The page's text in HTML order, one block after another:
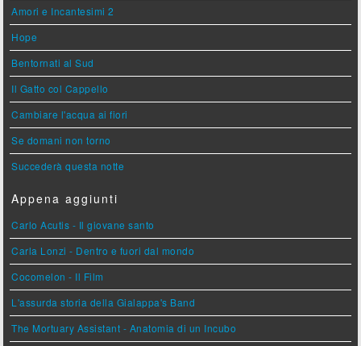
Amori e Incantesimi 2
Hope
Bentornati al Sud
Il Gatto col Cappello
Cambiare l'acqua ai fiori
Se domani non torno
Succederà questa notte
Appena aggiunti
Carlo Acutis - Il giovane santo
Carla Lonzi - Dentro e fuori dal mondo
Cocomelon - Il Film
L'assurda storia della Gialappa's Band
The Mortuary Assistant - Anatomia di un Incubo